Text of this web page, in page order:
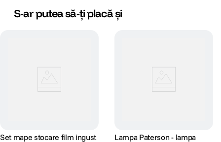
S-ar putea să-ți placă și
Set mape stocare film ingust
Lampa Paterson - lampa